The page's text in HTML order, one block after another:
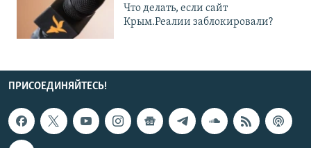
Что делать, если сайт
Крым.Реалии заблокировали?
ПРИСОЕДИНЯЙТЕСЬ!